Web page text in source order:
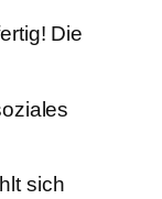
Die
sich